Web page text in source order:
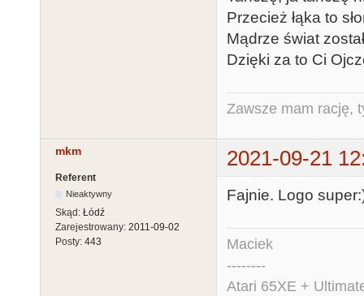
Przecież łąka to
Mądrze świat
Dzięki za to Ci
Zawsze mam rację,
mkm 2021-09-21
Referent
Nieaktywny
Skąd: Łódź
Zarejestrowany: 2011-09-02
Posty: 443
Fajnie. Logo
Maciek
--------
Atari 65XE +